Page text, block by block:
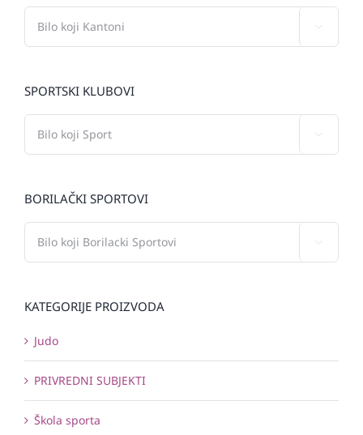
SPORTSKI KLUBOVI
BORILAČKI SPORTOVI
KATEGORIJE PROIZVODA
Judo
PRIVREDNI SUBJEKTI
Škola sporta